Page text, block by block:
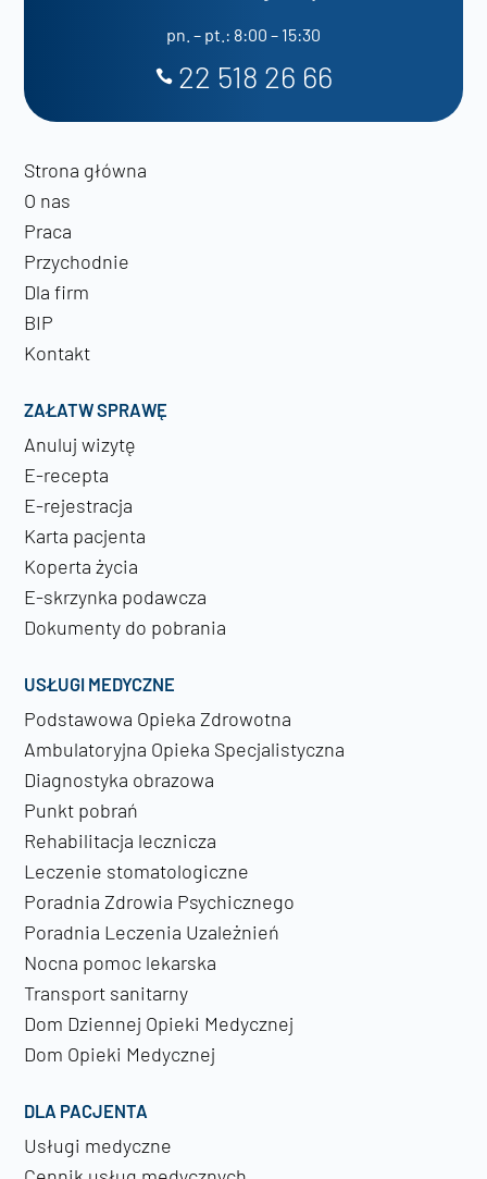
pn. – pt.: 8:00 – 15:30
22 518 26 66
Strona główna
O nas
Praca
Przychodnie
Dla firm
BIP
Kontakt
ZAŁATW SPRAWĘ
Anuluj wizytę
E-recepta
E-rejestracja
Karta pacjenta
Koperta życia
E-skrzynka podawcza
Dokumenty do pobrania
USŁUGI MEDYCZNE
Podstawowa Opieka Zdrowotna
Ambulatoryjna Opieka Specjalistyczna
Diagnostyka obrazowa
Punkt pobrań
Rehabilitacja lecznicza
Leczenie stomatologiczne
Poradnia Zdrowia Psychicznego
Poradnia Leczenia Uzależnień
Nocna pomoc lekarska
Transport sanitarny
Dom Dziennej Opieki Medycznej
Dom Opieki Medycznej
DLA PACJENTA
Usługi medyczne